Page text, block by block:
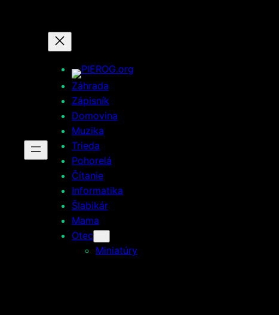
Záhrada
Zápisník
Domovina
Muzika
Trieda
Pohorelá
Čítanie
Informatika
Šlabikár
Mama
Otec
Miniatúry